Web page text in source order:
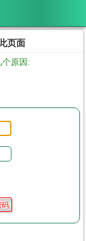
页面
原因: